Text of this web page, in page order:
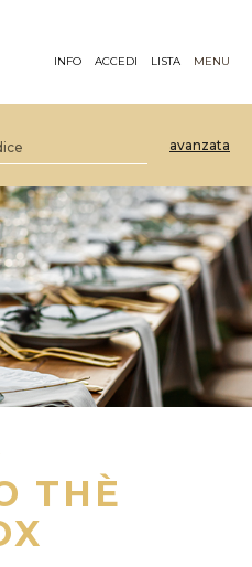
INFO ACCEDI LISTA MENU
avanzata
THÈ